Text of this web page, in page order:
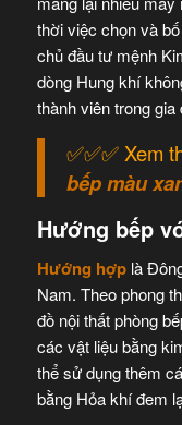
thời việc chọn và
chủ đầu tư mệnh
dòng Hung khí
thành viên trong gia
✅✅✅ Xem
bếp màu
Hướng bếp
Hướng hợplà
Nam. Theo phong
đồ nội thất phòng
các vật liệu bằng
thể sử dụng thêm
bằng Hỏa khí đem